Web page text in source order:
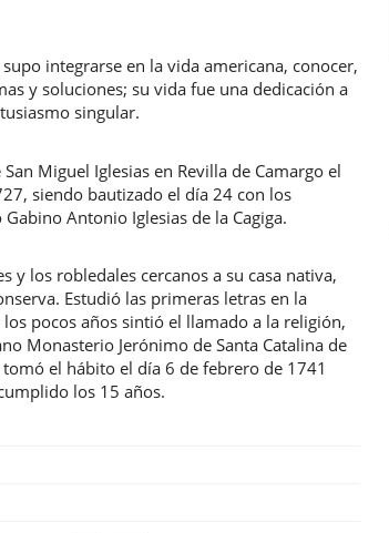
integrarse en la vida americana, conocer,
y soluciones; su vida fue una dedicación a
singular.
Miguel Iglesias en Revilla de Camargo el
siendo bautizado el día 24 con los
Antonio Iglesias de la Cagiga.
y los robledales cercanos a su casa nativa,
Estudió las primeras letras en la
pocos años sintió el llamado a la religión,
Monasterio Jerónimo de Santa Catalina de
el hábito el día 6 de febrero de 1741
los 15 años.